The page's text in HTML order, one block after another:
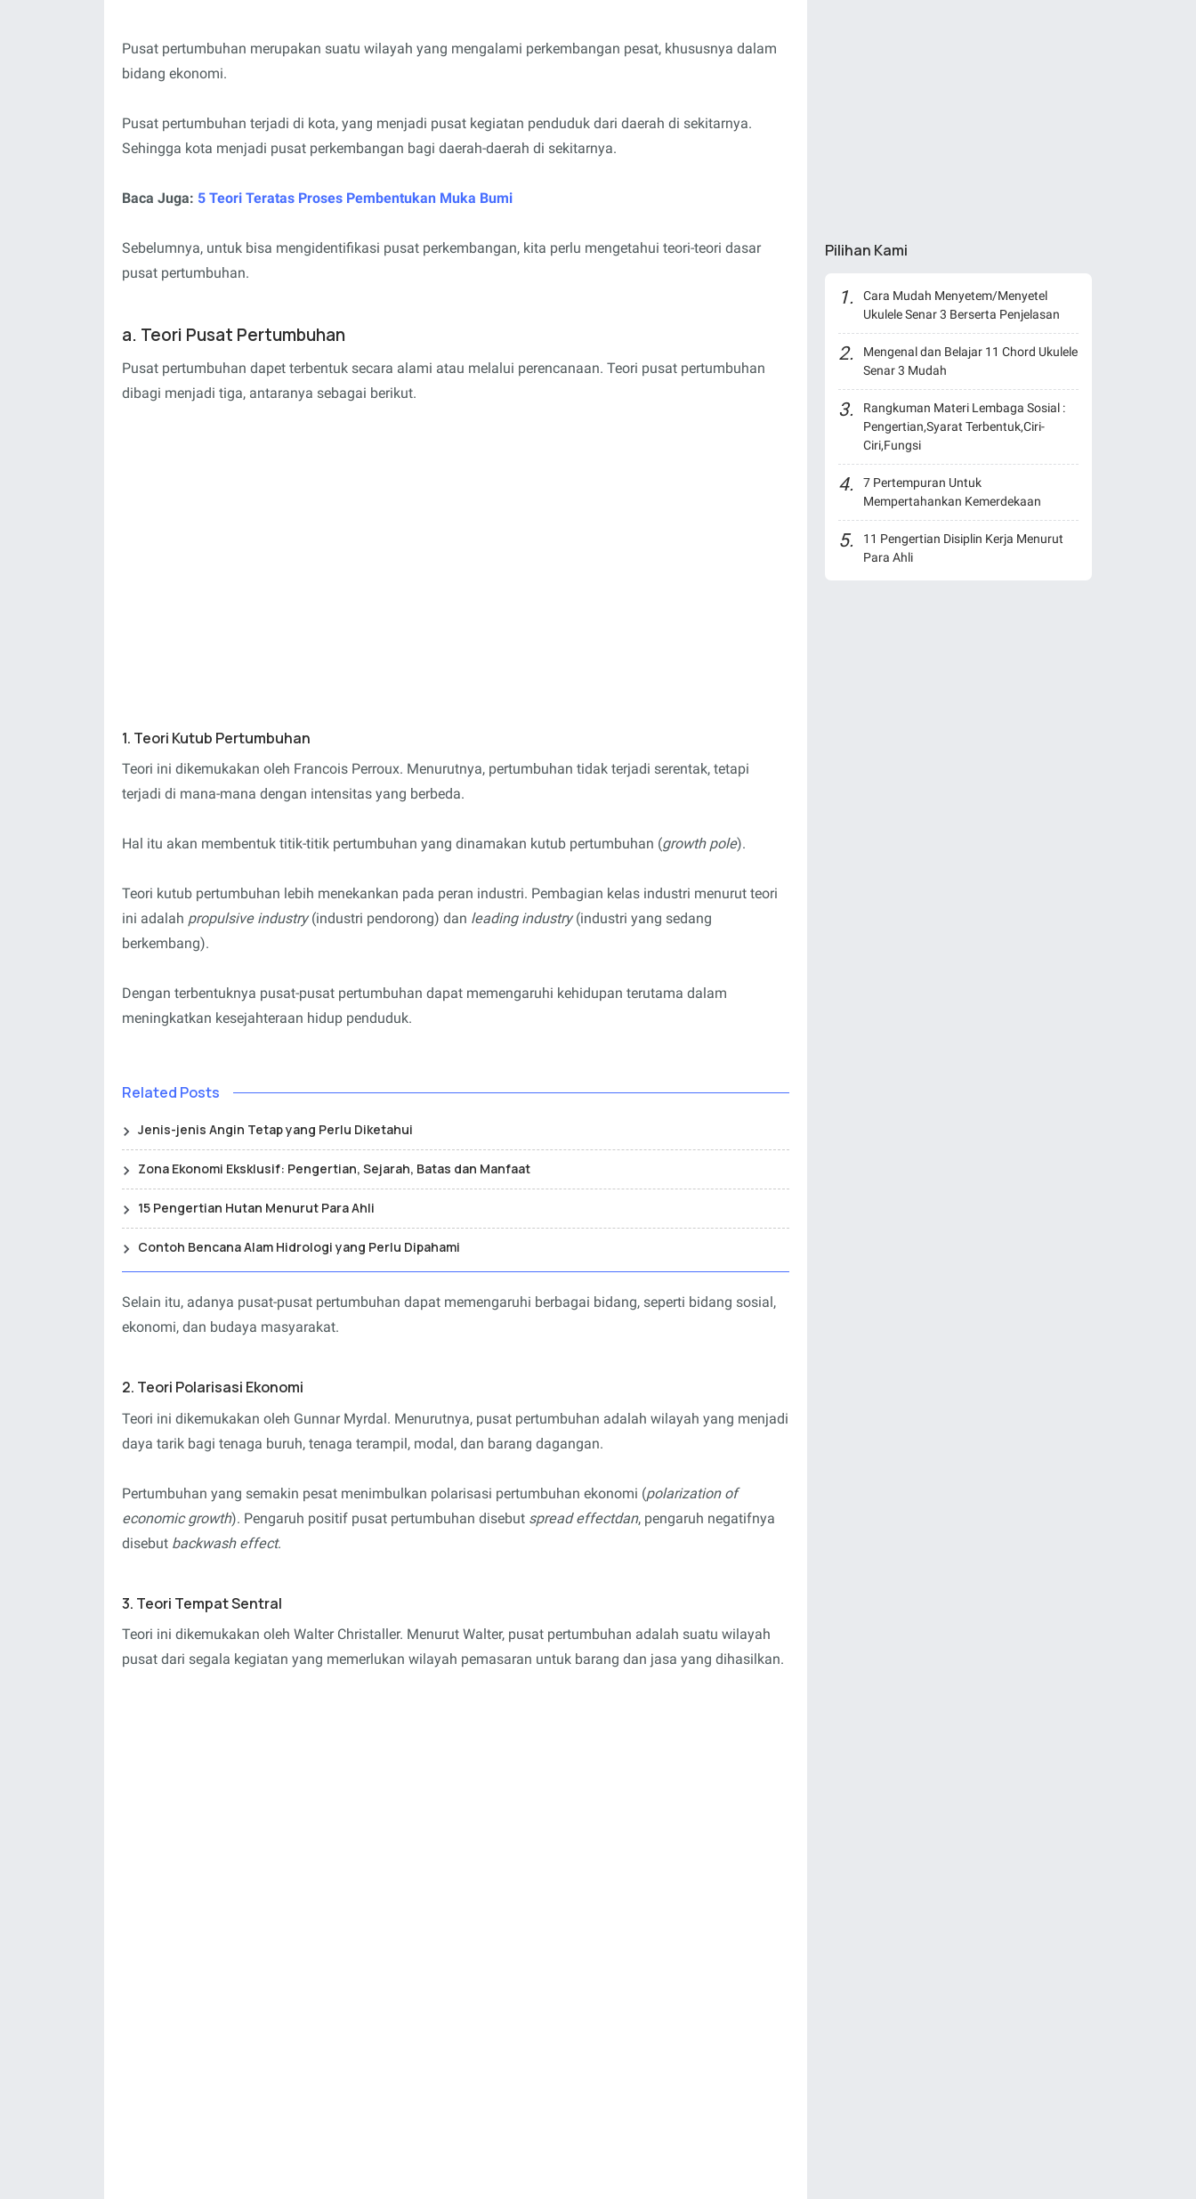
Pusat pertumbuhan merupakan suatu wilayah yang mengalami perkembangan pesat, khususnya dalam
bidang ekonomi.
Pusat pertumbuhan terjadi di kota, yang menjadi pusat kegiatan penduduk dari daerah di sekitarnya.
Sehingga kota menjadi pusat perkembangan bagi daerah-daerah di sekitarnya.
Baca Juga: 5 Teori Teratas Proses Pembentukan Muka Bumi
Sebelumnya, untuk bisa mengidentifikasi pusat perkembangan, kita perlu mengetahui teori-teori dasar
pusat pertumbuhan.
a. Teori Pusat Pertumbuhan
Pusat pertumbuhan dapet terbentuk secara alami atau melalui perencanaan. Teori pusat pertumbuhan
dibagi menjadi tiga, antaranya sebagai berikut.
1. Teori Kutub Pertumbuhan
Teori ini dikemukakan oleh Francois Perroux. Menurutnya, pertumbuhan tidak terjadi serentak, tetapi
terjadi di mana-mana dengan intensitas yang berbeda.
Hal itu akan membentuk titik-titik pertumbuhan yang dinamakan kutub pertumbuhan (growth pole).
Teori kutub pertumbuhan lebih menekankan pada peran industri. Pembagian kelas industri menurut teori
ini adalah propulsive industry(industri pendorong) dan leading industry(industri yang sedang
berkembang).
Dengan terbentuknya pusat-pusat pertumbuhan dapat memengaruhi kehidupan terutama dalam
meningkatkan kesejahteraan hidup penduduk.
Related Posts
Jenis-jenis Angin Tetap yang Perlu Diketahui
Zona Ekonomi Eksklusif: Pengertian, Sejarah, Batas dan Manfaat
15 Pengertian Hutan Menurut Para Ahli
Contoh Bencana Alam Hidrologi yang Perlu Dipahami
Selain itu, adanya pusat-pusat pertumbuhan dapat memengaruhi berbagai bidang, seperti bidang sosial,
ekonomi, dan budaya masyarakat.
2. Teori Polarisasi Ekonomi
Teori ini dikemukakan oleh Gunnar Myrdal. Menurutnya, pusat pertumbuhan adalah wilayah yang menjadi
daya tarik bagi tenaga buruh, tenaga terampil, modal, dan barang dagangan.
Pertumbuhan yang semakin pesat menimbulkan polarisasi pertumbuhan ekonomi (polarization of
economic growth). Pengaruh positif pusat pertumbuhan disebut spread effectdan, pengaruh negatifnya
disebut backwash effect.
3. Teori Tempat Sentral
Teori ini dikemukakan oleh Walter Christaller. Menurut Walter, pusat pertumbuhan adalah suatu wilayah
pusat dari segala kegiatan yang memerlukan wilayah pemasaran untuk barang dan jasa yang dihasilkan.
Pilihan Kami
Cara Mudah Menyetem/Menyetel
Ukulele Senar 3 Berserta Penjelasan
Mengenal dan Belajar 11 Chord Ukulele
Senar 3 Mudah
Rangkuman Materi Lembaga Sosial :
Pengertian,Syarat Terbentuk,Ciri-
Ciri,Fungsi
7 Pertempuran Untuk
Mempertahankan Kemerdekaan
11 Pengertian Disiplin Kerja Menurut
Para Ahli